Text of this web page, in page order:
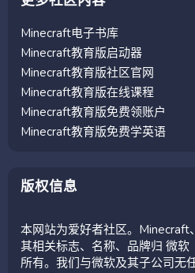
Minecraft电子书库
Minecraft教育版启动器
Minecraft教育版社区官网
Minecraft教育版在线课程
Minecraft教育版免费领账户
Minecraft教育版免费学英语
版权信息
本网站为爱好者社区。Minecraft
其相关标志、名称、品牌归 微软
所有。我们与微软及其子公司无